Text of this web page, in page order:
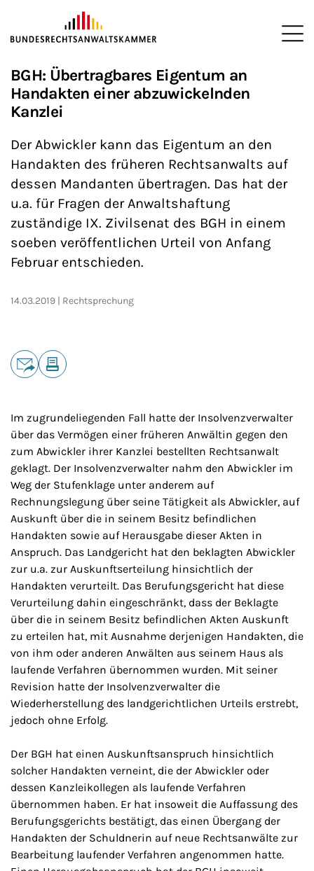
ZUM HAUPTINHALT SPRINGEN
Sie befinden sich hier:
>
Startseite
>
Anwaltschaft
>
Rechtsprechung
BGH: Übertragbares Eigentum an
Handakten einer abzuwickelnden
Kanzlei
Der Abwickler kann das Eigentum an den
Handakten des früheren Rechtsanwalts auf
dessen Mandanten übertragen. Das hat der
u.a. für Fragen der Anwaltshaftung
zuständige IX. Zivilsenat des BGH in einem
soeben veröffentlichen Urteil von Anfang
Februar entschieden.
14.03.2019 Rechtsprechung
Teilen
Im zugrundeliegenden Fall hatte der Insolvenzverwalter
über das Vermögen einer früheren Anwältin gegen den
zum Abwickler ihrer Kanzlei bestellten Rechtsanwalt
geklagt. Der Insolvenzverwalter nahm den Abwickler im
Weg der Stufenklage unter anderem auf
Rechnungslegung über seine Tätigkeit als Abwickler, auf
Auskunft über die in seinem Besitz befindlichen
Handakten sowie auf Herausgabe dieser Akten in
Anspruch. Das Landgericht hat den beklagten Abwickler
zur u.a. zur Auskunftserteilung hinsichtlich der
Handakten verurteilt. Das Berufungsgericht hat diese
Verurteilung dahin eingeschränkt, dass der Beklagte
über die in seinem Besitz befindlichen Akten Auskunft
zu erteilen hat, mit Ausnahme derjenigen Handakten, die
von ihm oder anderen Anwälten aus seinem Haus als
laufende Verfahren übernommen wurden. Mit seiner
Revision hatte der Insolvenzverwalter die
Wiederherstellung des landgerichtlichen Urteils erstrebt,
jedoch ohne Erfolg.
Der BGH hat einen Auskunftsanspruch hinsichtlich
solcher Handakten verneint, die der Abwickler oder
dessen Kanzleikollegen als laufende Verfahren
übernommen haben. Er hat insoweit die Auffassung des
Berufungsgerichts bestätigt, das einen Übergang der
Handakten der Schuldnerin auf neue Rechtsanwälte zur
Bearbeitung laufender Verfahren angenommen hatte.